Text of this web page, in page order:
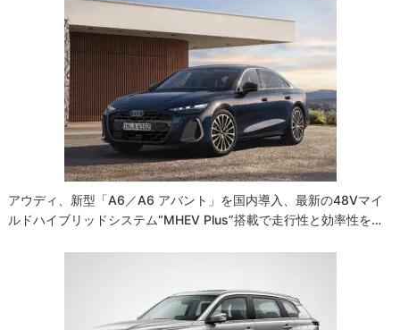
アウディ、新型「A6／A6 アバント」を国内導入、最新の48Vマイ
ルドハイブリッドシステム“MHEV Plus”搭載で走行性と効率性を…